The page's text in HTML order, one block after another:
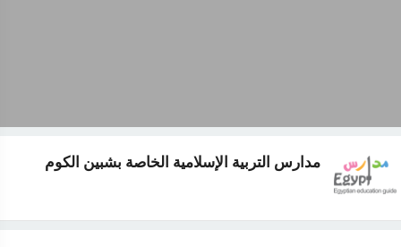
مدارس التربية الإسلامية الخاصة بشبين الكوم